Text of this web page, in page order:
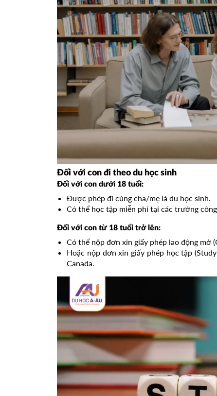
Đối với con đi theo du học sinh
Đối với con dưới 18 tuổi:
Được phép đi cùng cha/mẹ là du học sinh.
Có thể học tập miễn phí tại các trường công
Đối với con từ 18 tuổi trở lên:
Có thể nộp đơn xin giấy phép lao động mở
Hoặc nộp đơn xin giấy phép học tập
Canada.